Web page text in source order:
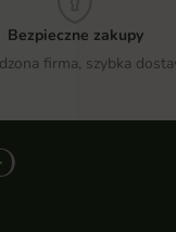
Bezpieczne zakupy
firma, szybka